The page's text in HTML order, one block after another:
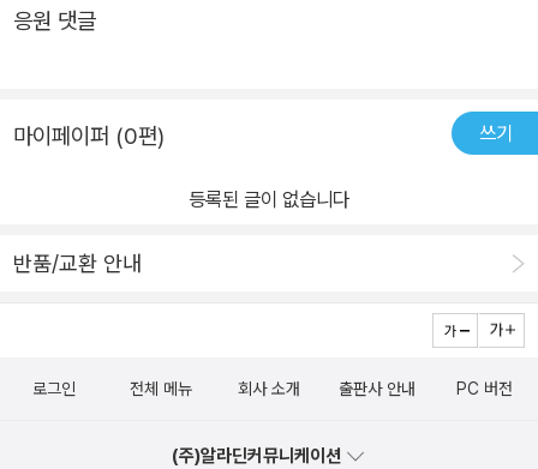
가 자주 등장하는 것도 어쩌면 자기 복제가 아니라 사회파 소설가로
는 것 또한 히가시노 게이고 소설의 특징이다. 피해자의 유족과 가해
자의 가족이 사건의 진상을 밝힌다는 동일한 목적 하에 협력하는 모
습을 보이는 경우도 있는데, 이 소설이 그렇고 <백조와 박쥐>도 그렇
소설에서도 유족들은 보도가 나온 이후에 인터넷에서 신상이 털리고
생각을 하면서 <당신이 누군가를 죽였다>라는 책 제목을 다시 보니
응원 댓글
마이페이퍼 (0편) 쓰기
등록된 글이 없습니다
반품/교환 안내
로그인 전체 메뉴 회사 소개 출판사 안내 PC 버전
(주)알라딘커뮤니케이션